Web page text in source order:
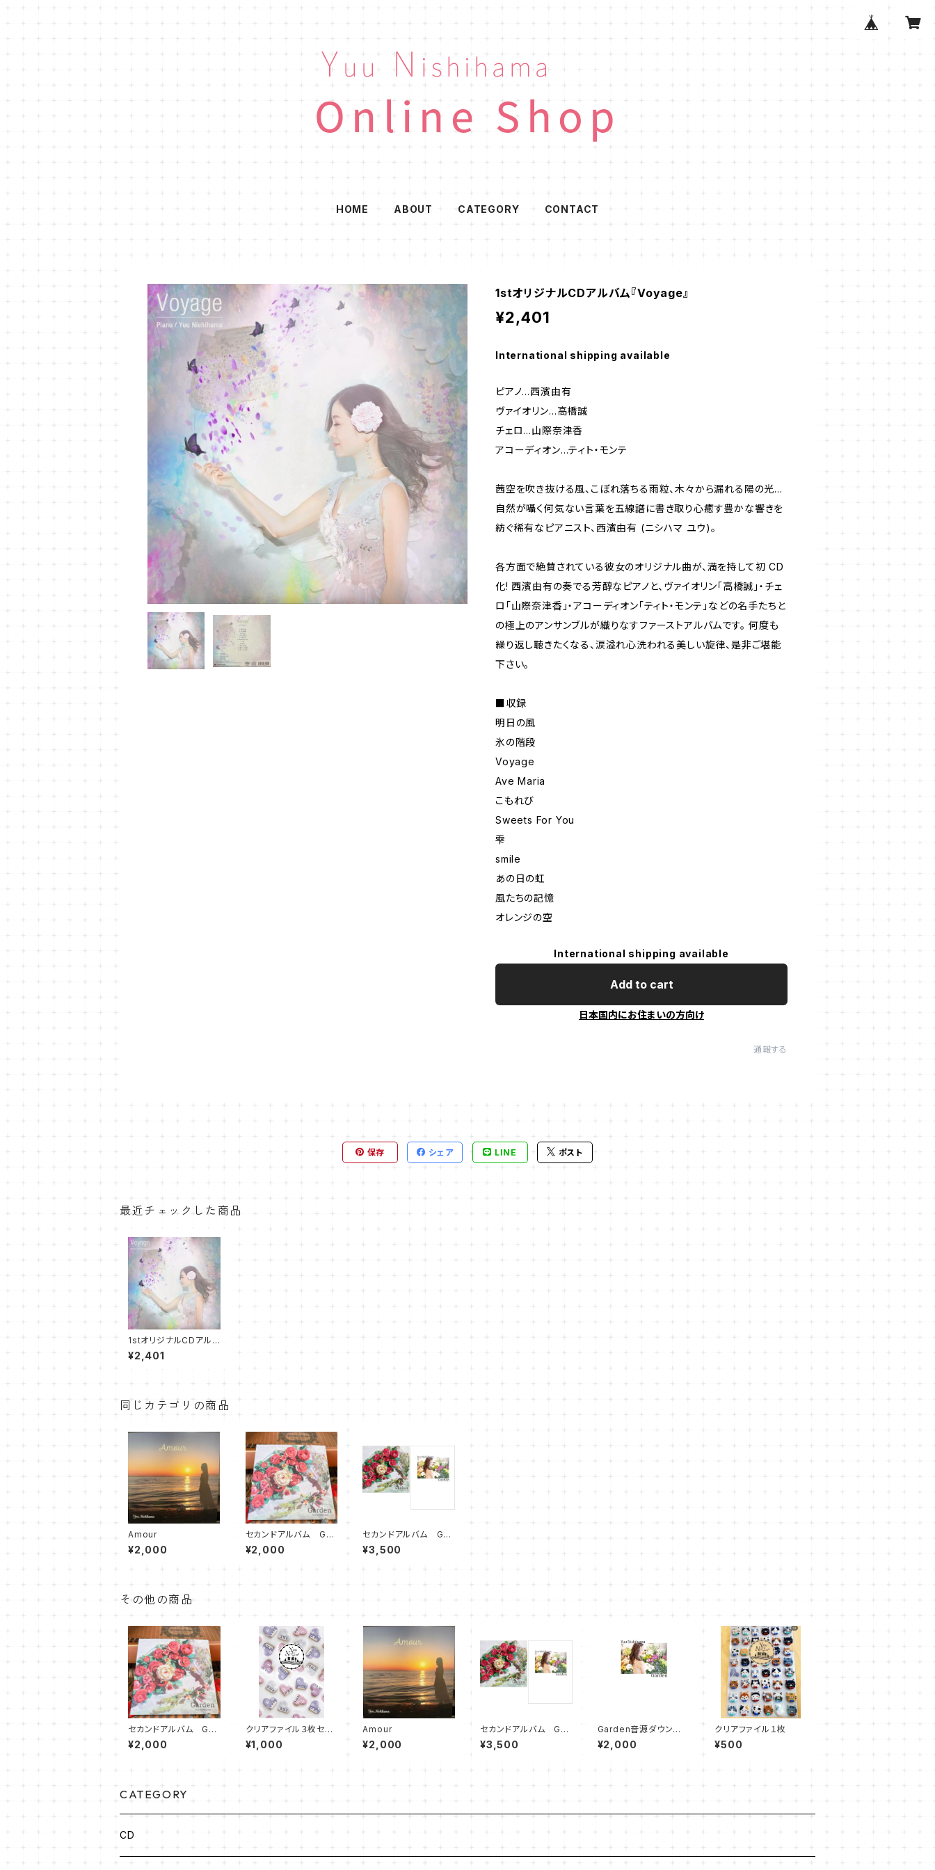
HOME ABOUT CATEGORY CONTACT
1stオリジナルCDアルバム『Voyage』
¥2,401
International shipping available
ピアノ…西濱由有
ヴァイオリン…高橋誠
チェロ…山際奈津香
アコーディオン…ティト・モンテ
茜空を吹き抜ける風、こぼれ落ちる雨粒、木々から漏れる陽の光…
自然が囁く何気ない言葉を五線譜に書き取り心癒す豊かな響きを
紡ぐ稀有なピアニスト、西濱由有 (ニシハマ ユウ)。
各方面で絶賛されている彼女のオリジナル曲が、満を持して初 CD
化! 西濱由有の奏でる芳醇なピアノと、ヴァイオリン「高橋誠」・チェ
ロ「山際奈津香」・アコーディオン「ティト・モンテ」などの名手たちと
の極上のアンサンブルが織りなすファーストアルバムです。 何度も
繰り返し聴きたくなる、涙溢れ心洗われる美しい旋律、是非ご堪能
下さい。
■収録
明日の風
氷の階段
Voyage
Ave Maria
こもれび
Sweets For You
雫
smile
あの日の虹
風たちの記憶
オレンジの空
International shipping available
Add to cart
日本国内にお住まいの方向け
通報する
保存 シェア LINE ポスト
最近チェックした商品
1stオリジナルCDアルバ
ム『Voyage』
¥2,401
同じカテゴリの商品
Amour
¥2,000
セカンドアルバム Gar
den
¥2,000
セカンドアルバム Gar
den＋フォトブック
¥3,500
その他の商品
セカンドアルバム Gar
den
¥2,000
クリアファイル３枚セッ
ト
¥1,000
Amour
¥2,000
セカンドアルバム Gar
den＋フォトブック
¥3,500
Garden音源ダウンロ
ード付きフォトブック
¥2,000
クリアファイル１枚
¥500
CATEGORY
CD